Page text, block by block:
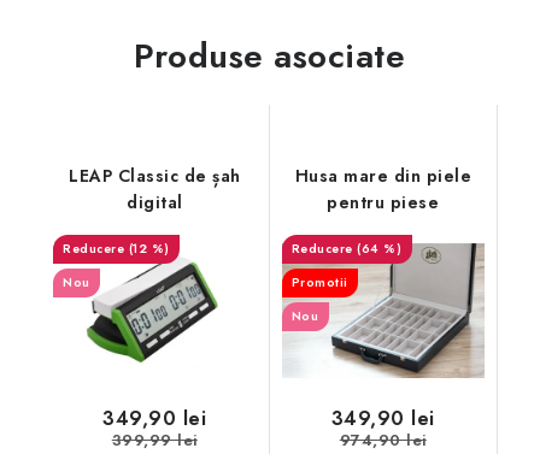
Produse asociate
LEAP Classic de șah
digital
(12 %)
Nou
349,90 lei
399,99 lei
Husa mare din piele
pentru piese
(64 %)
Promotii
Nou
349,90 lei
974,90 lei